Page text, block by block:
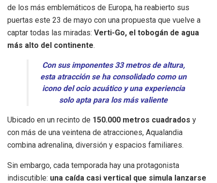
de los más emblemáticos de Europa, ha reabierto sus
puertas este 23 de mayo con una propuesta que vuelve a
captar todas las miradas: Verti-Go, el tobogán de agua
más alto del continente.
Con sus imponentes 33 metros de altura,
esta atracción se ha consolidado como un
icono del ocio acuático y una experiencia
solo apta para los más valiente
Ubicado en un recinto de 150.000 metros cuadrados y
con más de una veintena de atracciones, Aqualandia
combina adrenalina, diversión y espacios familiares.
Sin embargo, cada temporada hay una protagonista
indiscutible: una caída casi vertical que simula lanzarse